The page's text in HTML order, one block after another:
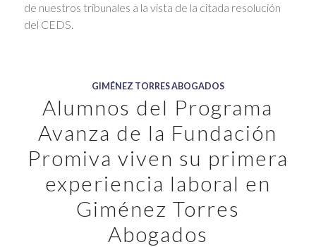
de nuestros tribunales a la vista de la citada resolución
del CEDS.
GIMÉNEZ TORRES ABOGADOS
Alumnos del Programa
Avanza de la Fundación
Promiva viven su primera
experiencia laboral en
Giménez Torres
Abogados